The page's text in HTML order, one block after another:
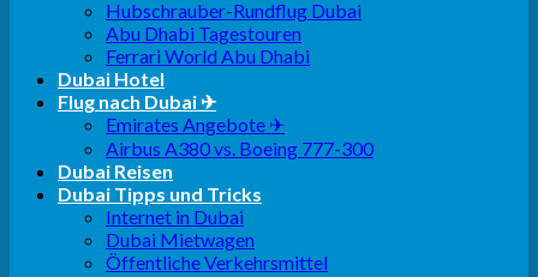
Hubschrauber-Rundflug Dubai
Abu Dhabi Tagestouren
Ferrari World Abu Dhabi
Dubai Hotel
Flug nach Dubai ✈
Emirates Angebote ✈
Airbus A380 vs. Boeing 777-300
Dubai Reisen
Dubai Tipps und Tricks
Internet in Dubai
Dubai Mietwagen
Öffentliche Verkehrsmittel